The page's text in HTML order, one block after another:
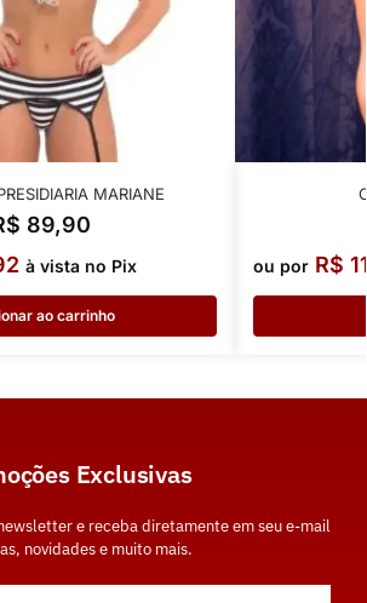
MARIANE
89,90
à vista no Pix
ao carrinho
ou por R$
Exclusivas
e receba diretamente em seu e-mail
novidades e muito mais.